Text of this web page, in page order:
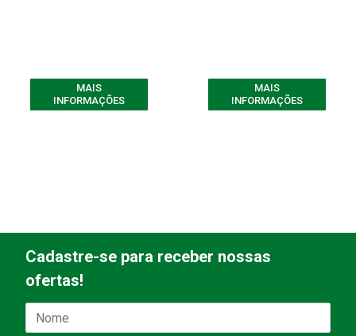
MAIS
INFORMAÇÕES
MAIS
INFORMAÇÕES
Cadastre-se para receber nossas
ofertas!